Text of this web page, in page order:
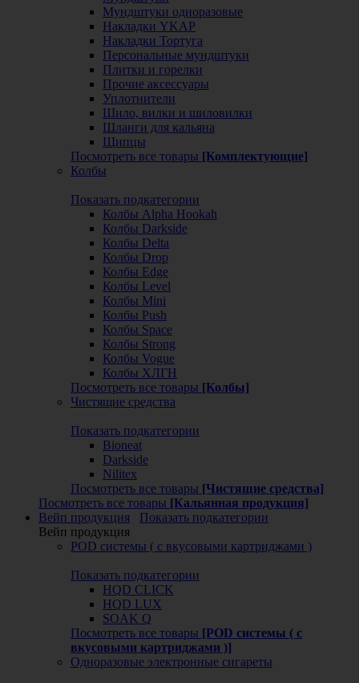
Мундштуки одноразовые
Накладки YKAP
Накладки Тортуга
Персональные мундштуки
Плитки и горелки
Прочие аксессуары
Уплотнители
Шило, вилки и шиловилки
Шланги для кальяна
Щипцы
Посмотреть все товары [Комплектующие]
Колбы
Показать подкатегории
Колбы Alpha Hookah
Колбы Darkside
Колбы Delta
Колбы Drop
Колбы Edge
Колбы Level
Колбы Mini
Колбы Push
Колбы Space
Колбы Strong
Колбы Vogue
Колбы ХЛГН
Посмотреть все товары [Колбы]
Чистящие средства
Показать подкатегории
Bioneat
Darkside
Nilitex
Посмотреть все товары [Чистящие средства]
Посмотреть все товары [Кальянная продукция]
Вейп продукция
Показать подкатегории
Вейп продукция
POD системы ( с вкусовыми картриджами )
Показать подкатегории
HQD CLICK
HQD LUX
SOAK Q
Посмотреть все товары [POD системы ( с
вкусовыми картриджами )]
Одноразовые электронные сигареты